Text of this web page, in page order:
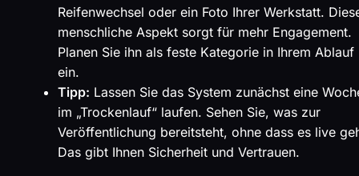
Reifenwechsel oder ein Foto Ihrer Werkstatt.
menschliche Aspekt sorgt für mehr Engagement.
Planen Sie ihn als feste Kategorie in Ihrem Ablauf
ein.
Tipp: Lassen Sie das System zunächst eine
im „Trockenlauf“ laufen. Sehen Sie, was zur
Veröffentlichung bereitsteht, ohne dass es live
Das gibt Ihnen Sicherheit und Vertrauen.